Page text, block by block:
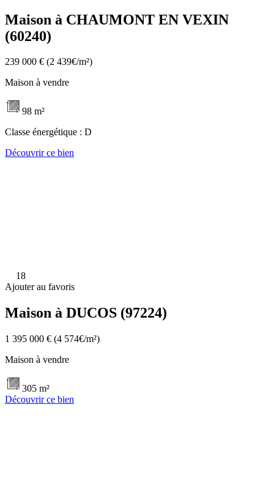
Maison à CHAUMONT EN VEXIN
(60240)
239 000 € (2 439€/m²)
Maison à vendre
98 m²
Classe énergétique : D
Découvrir ce bien
18
Ajouter au favoris
Maison à DUCOS (97224)
1 395 000 € (4 574€/m²)
Maison à vendre
305 m²
Découvrir ce bien